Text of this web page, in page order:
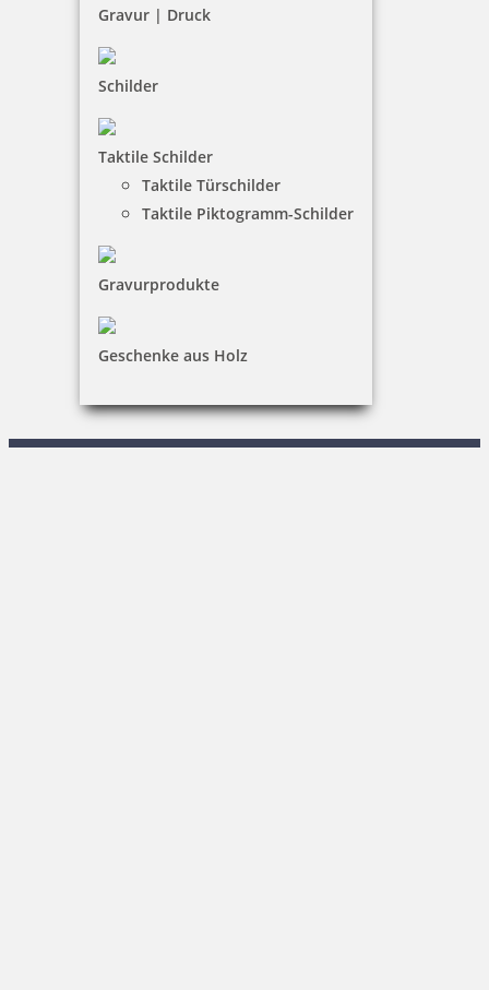
Gravur | Druck
Schilder
Taktile Schilder
Taktile Türschilder
Taktile Piktogramm-Schilder
Gravurprodukte
Geschenke aus Holz
Barrierefreiheit
Vertrag widerrufen
Mein Konto
KONTAKT
Menzel & Woelke GmbH
Reiner Drolshagen
0 29 02 / 80 70 – 0